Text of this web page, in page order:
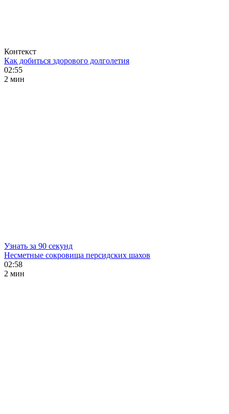
Контекст
Как добиться здорового долголетия
02:55
2 мин
Узнать за 90 секунд
Несметные сокровища персидских шахов
02:58
2 мин